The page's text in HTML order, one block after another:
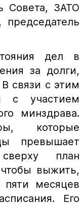
Совета, ЗАТО
дел в
за долги,
связи с этим
с участием
минздрава.
которые
превышает
план
выжить,
месяцев
Его